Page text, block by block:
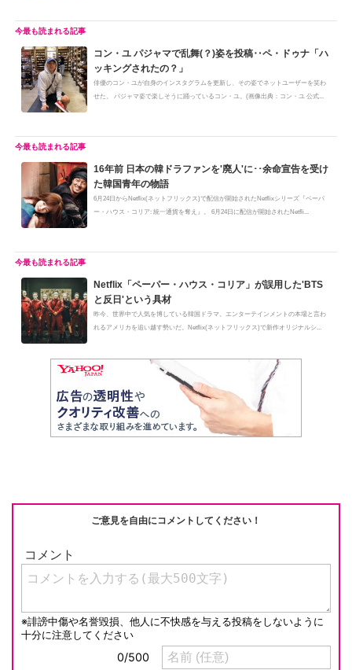
コン・ユ パジャマで乱舞(？)姿を投稿‥ペ・ドゥナ「ハ
ッキングされたの？」
俳優のコン・ユが自身のインスタグラムを更新し、その姿でネットユーザーを笑わ
せた。 パジャマ姿で楽しそうに踊っているコン・ユ。(画像出典：コン・ユ 公式...
16年前 日本の韓ドラファンを'廃人'に･･余命宣告を受け
た韓国青年の物語
6月24日からNetflix(ネットフリックス)で配信が開始されたNetflixシリーズ『ペーパ
ー・ハウス・コリア: 統一通貨を奪え』。 6月24日に配信が開始されたNetfli...
Netflix「ペーパー・ハウス・コリア」が誤用した'BTS
と反日'という具材
昨今、世界中で人気を博している韓国ドラマ。エンターテインメントの本場と言わ
れるアメリカを追い越す勢いだ。Netflix(ネットフリックス)で新作オリジナルシ...
ご意見を自由にコメントしてください！